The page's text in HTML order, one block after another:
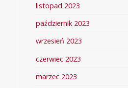
listopad 2023
październik 2023
wrzesień 2023
czerwiec 2023
marzec 2023